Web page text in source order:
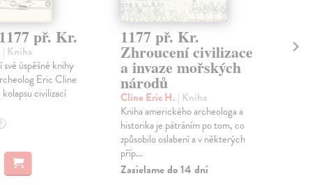
př. Kr.
| Kniha
úspěšné knihy
Eric Cline
civilizací
1177 př. Kr.
Zhroucení civilizace
a invaze mořských
národů
Cline Eric H. | Kniha
Kniha amerického archeologa a
historika je pátráním po tom, co
způsobilo oslabení a v některých
příp...
Zasielame do 14 dní